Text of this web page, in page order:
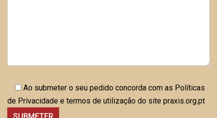
Ao submeter o seu pedido concorda com as Políticas
de Privacidade e termos de utilização do site praxis.org.pt